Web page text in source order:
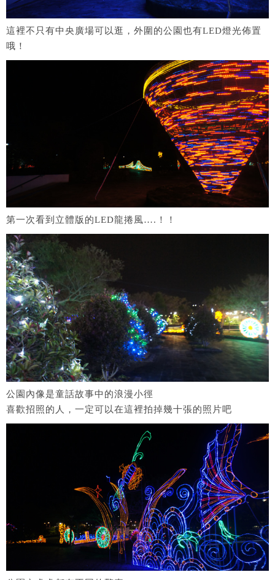
這裡不只有中央廣場可以逛，外圍的公園也有LED燈光佈置
哦！
第一次看到立體版的LED龍捲風….！！
公園內像是童話故事中的浪漫小徑
喜歡招照的人，一定可以在這裡拍掉幾十張的照片吧